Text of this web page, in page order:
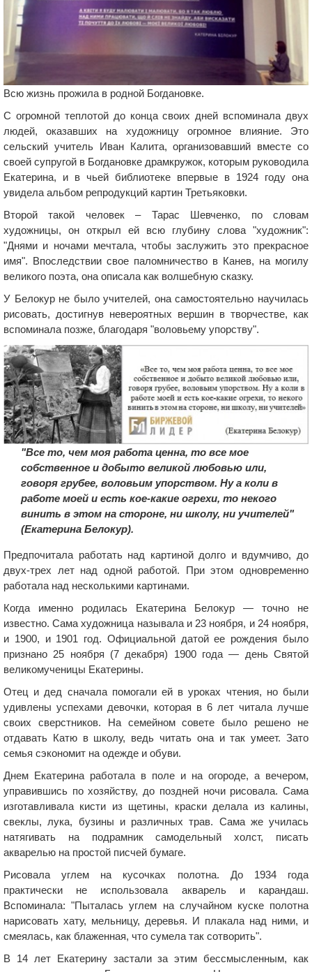
Всю жизнь прожила в родной Богдановке.
С огромной теплотой до конца своих дней вспоминала двух
людей, оказавших на художницу огромное влияние. Это
сельский учитель Иван Калита, организовавший вместе со
своей супругой в Богдановке драмкружок, которым руководила
Екатерина, и в чьей библиотеке впервые в 1924 году она
увидела альбом репродукций картин Третьяковки.
Второй такой человек – Тарас Шевченко, по словам
художницы, он открыл ей всю глубину слова "художник":
"Днями и ночами мечтала, чтобы заслужить это прекрасное
имя". Впоследствии свое паломничество в Канев, на могилу
великого поэта, она описала как волшебную сказку.
У Белокур не было учителей, она самостоятельно научилась
рисовать, достигнув невероятных вершин в творчестве, как
вспоминала позже, благодаря "воловьему упорству".
"Все то, чем моя работа ценна, то все мое
собственное и добыто великой любовью или,
говоря грубее, воловьим упорством. Ну а коли в
работе моей и есть кое-какие огрехи, то некого
винить в этом на стороне, ни школу, ни учителей"
(Екатерина Белокур).
Предпочитала работать над картиной долго и вдумчиво, до
двух-трех лет над одной работой. При этом одновременно
работала над несколькими картинами.
Когда именно родилась Екатерина Белокур — точно не
известно. Сама художница называла и 23 ноября, и 24 ноября,
и 1900, и 1901 год. Официальной датой ее рождения было
признано 25 ноября (7 декабря) 1900 года — день Святой
великомученицы Екатерины.
Отец и дед сначала помогали ей в уроках чтения, но были
удивлены успехами девочки, которая в 6 лет читала лучше
своих сверстников. На семейном совете было решено не
отдавать Катю в школу, ведь читать она и так умеет. Зато
семья сэкономит на одежде и обуви.
Днем Екатерина работала в поле и на огороде, а вечером,
управившись по хозяйству, до поздней ночи рисовала. Сама
изготавливала кисти из щетины, краски делала из калины,
свеклы, лука, бузины и различных трав. Сама же училась
натягивать на подрамник самодельный холст, писать
акварелью на простой писчей бумаге.
Рисовала углем на кусочках полотна. До 1934 года
практически не использовала акварель и карандаш.
Вспоминала: "Пыталась углем на случайном куске полотна
нарисовать хату, мельницу, деревья. И плакала над ними, и
смеялась, как блаженная, что сумела так сотворить".
В 14 лет Екатерину застали за этим бессмысленным, как